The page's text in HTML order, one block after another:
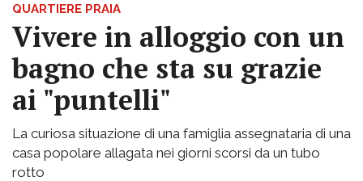
QUARTIERE PRAIA
Vivere in alloggio con un
bagno che sta su grazie
ai "puntelli"
La curiosa situazione di una famiglia assegnataria di una
casa popolare allagata nei giorni scorsi da un tubo
rotto